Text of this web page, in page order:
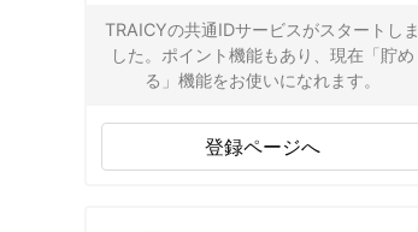
TRAICYの共通IDサービスがスタートしま
した。ポイント機能もあり、現在「貯め
る」機能をお使いになれます。
登録ページへ